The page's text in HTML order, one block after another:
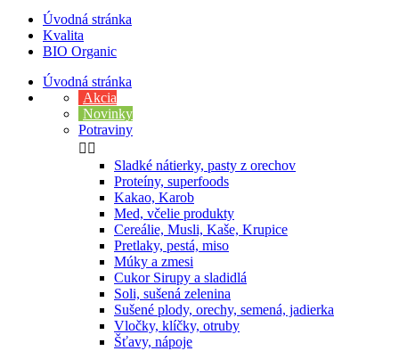
Úvodná stránka
Kvalita
BIO Organic
Úvodná stránka
Akcia
Novinky
Potraviny
 
Sladké nátierky, pasty z orechov
Proteíny, superfoods
Kakao, Karob
Med, včelie produkty
Cereálie, Musli, Kaše, Krupice
Pretlaky, pestá, miso
Múky a zmesi
Cukor Sirupy a sladidlá
Soli, sušená zelenina
Sušené plody, orechy, semená, jadierka
Vločky, klíčky, otruby
Šťavy, nápoje